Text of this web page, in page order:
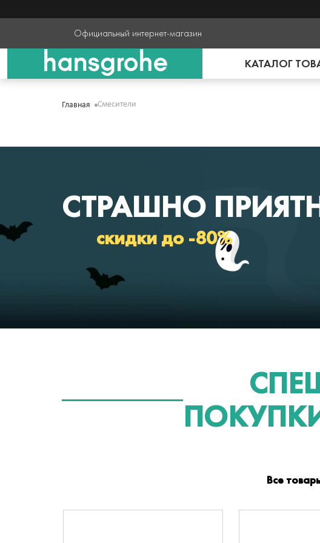
Официальный интернет-магазин
КАТАЛОГ
Главная Смесители
СТРАШНО
скидки до -80%
Все